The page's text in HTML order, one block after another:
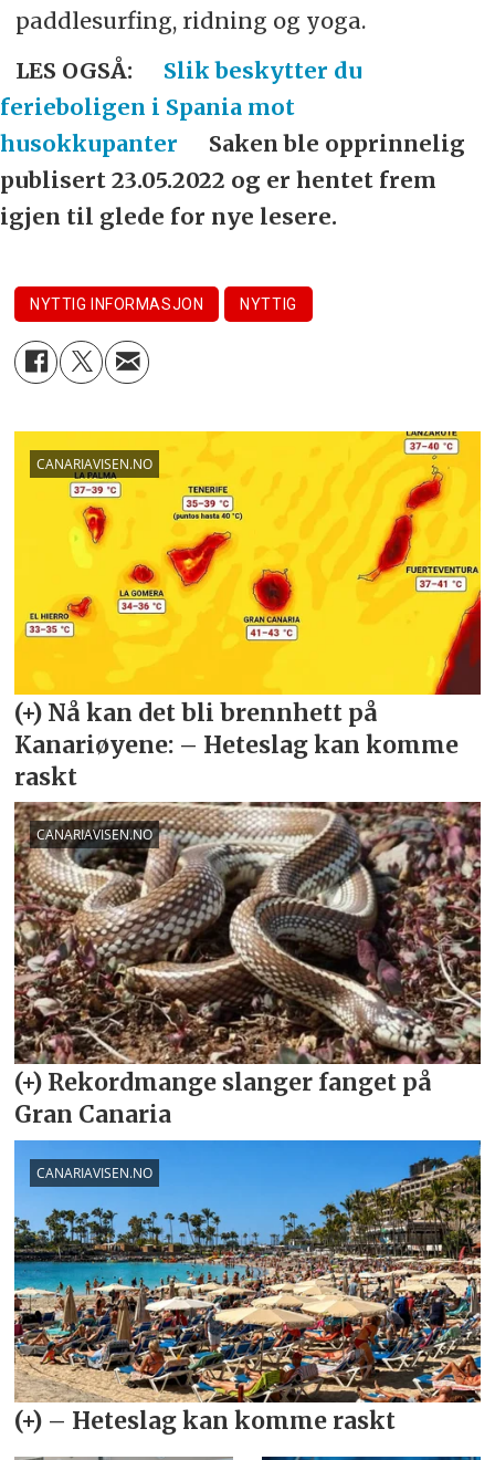
paddlesurfing, ridning og yoga.
LES OGSÅ:
Slik beskytter du
ferieboligen i Spania mot
husokkupanter
Saken ble opprinnelig
publisert 23.05.2022 og er hentet frem
igjen til glede for nye lesere.
NYTTIG INFORMASJON NYTTIG